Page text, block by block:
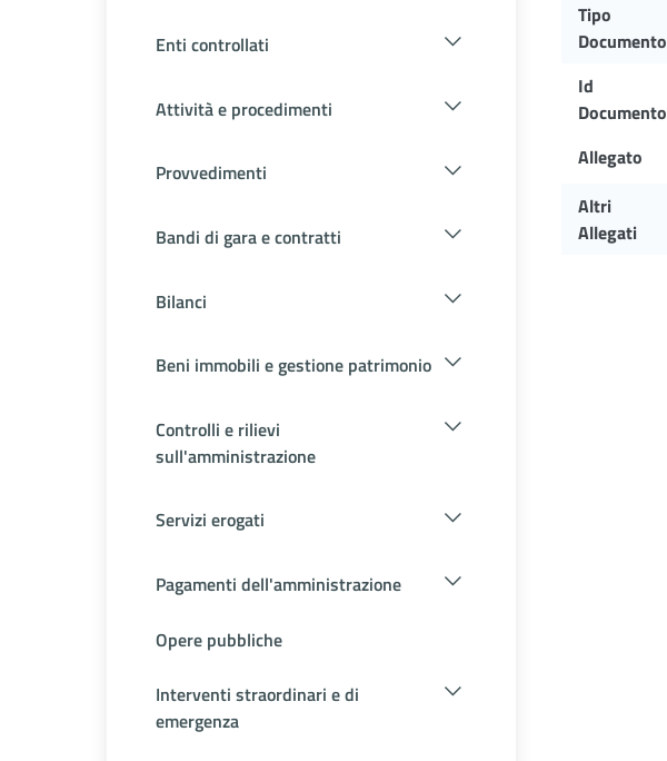
Enti controllati
Attività e procedimenti
Provvedimenti
Bandi di gara e contratti
Bilanci
Beni immobili e gestione patrimonio
Controlli e rilievi
sull'amministrazione
Servizi erogati
Pagamenti dell'amministrazione
Opere pubbliche
Interventi straordinari e di
emergenza
Tipo
Documento
Id
Documento
Allegato
Altri
Allegati